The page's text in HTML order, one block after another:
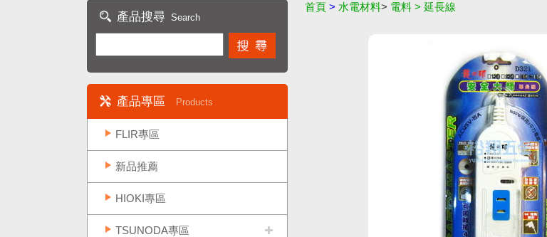
產品搜尋 Search
產品專區 Products
FLIR專區
新品推薦
HIOKI專區
TSUNODA專區
首頁 > 水電材料> 電料 > 延長線